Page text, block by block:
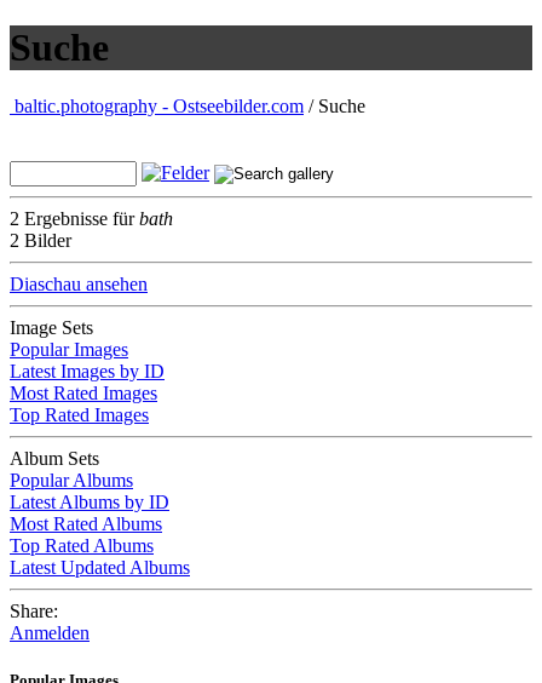
Suche
baltic.photography - Ostseebilder.com / Suche
2 Ergebnisse fürbath
2 Bilder
Diaschau ansehen
Image Sets
Popular Images
Latest Images by ID
Most Rated Images
Top Rated Images
Album Sets
Popular Albums
Latest Albums by ID
Most Rated Albums
Top Rated Albums
Latest Updated Albums
Share:
Anmelden